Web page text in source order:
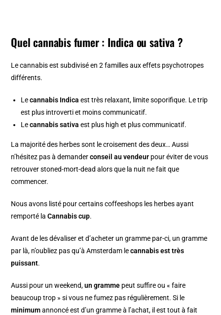
Quel cannabis fumer : Indica ou sativa ?
Le cannabis est subdivisé en 2 familles aux effets psychotropes
différents.
Lecannabis Indicaest très relaxant, limite soporifique. Le trip
est plus introverti et moins communicatif.
Lecannabis sativa est plus high et plus communicatif.
La majorité des herbes sont le croisement des deux… Aussi
n’hésitez pas à demanderconseil au vendeur pour éviter de vous
retrouver stoned-mort-dead alors que la nuit ne fait que
commencer.
Nous avons listé pour certains coffeeshops les herbes ayant
remporté laCannabis cup.
Avant de les dévaliser et d’acheter un gramme par-ci, un gramme
par là, n’oubliez pas qu’à Amsterdam lecannabis est très
puissant.
Aussi pour un weekend,un gramme peut suffire ou « faire
beaucoup trop » si vous ne fumez pas régulièrement. Si le
minimumannoncé est d’un gramme à l’achat, il est tout à fait